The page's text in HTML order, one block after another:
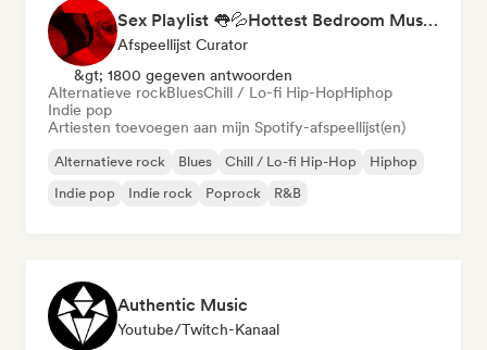
Sex Playlist 👅💦Hottest Bedroom Music🔞 (Isabel LaRosa, Hotel Montell Fish, Two feet, Dove Cameron)
Afspeellijst Curator
&gt; 1800 gegeven antwoorden
Alternatieve rockBluesChill / Lo-fi Hip-HopHiphop
Indie pop
Artiesten toevoegen aan mijn Spotify-afspeellijst(en)
Alternatieve rock Blues Chill / Lo-fi Hip-Hop
Hiphop
Indie pop
Indie rock Poprock R&B
Authentic Music
Youtube/Twitch-Kanaal